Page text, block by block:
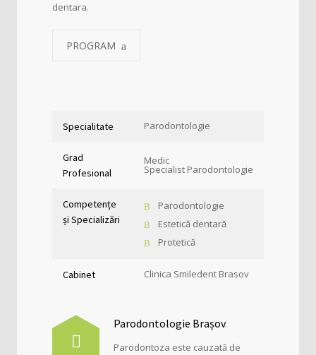
dentara.
PROGRAM
Specialitate Parodontologie
Grad
Profesional
Medic
Specialist Parodontologie
Competențe
și Specializări
Parodontologie
Estetică dentară
Protetică
Cabinet Clinica Smiledent Brasov
Parodontologie Brașov
Parodontoza este cauzată de